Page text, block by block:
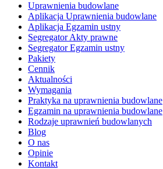
Uprawnienia budowlane
Aplikacja Uprawnienia budowlane
Aplikacja Egzamin ustny
Segregator Akty prawne
Segregator Egzamin ustny
Pakiety
Cennik
Aktualności
Wymagania
Praktyka na uprawnienia budowlane
Egzamin na uprawnienia budowlane
Rodzaje uprawnień budowlanych
Blog
O nas
Opinie
Kontakt